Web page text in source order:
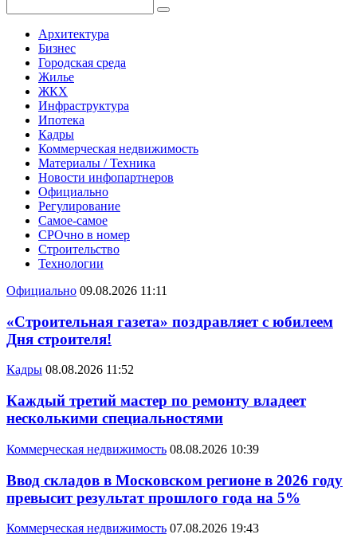
Архитектура
Бизнес
Городская среда
Жилье
ЖКХ
Инфраструктура
Ипотека
Кадры
Коммерческая недвижимость
Материалы / Техника
Новости инфопартнеров
Официально
Регулирование
Самое-самое
СРОчно в номер
Строительство
Технологии
Официально 09.08.2026 11:11
«Строительная газета» поздравляет с юбилеем
Дня строителя!
Кадры 08.08.2026 11:52
Каждый третий мастер по ремонту владеет
несколькими специальностями
Коммерческая недвижимость 08.08.2026 10:39
Ввод складов в Московском регионе в 2026 году
превысит результат прошлого года на 5%
Коммерческая недвижимость 07.08.2026 19:43